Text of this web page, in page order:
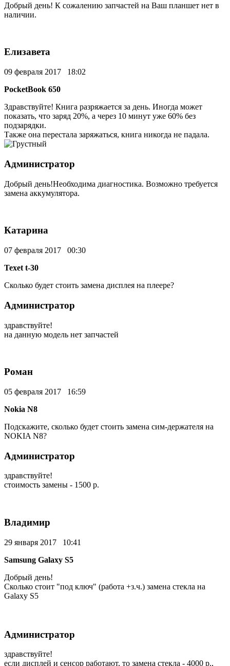
Добрый день! К сожалению запчастей на Ваш планшет нет в
наличии.
Елизавета
09 февраля 2017 18:02
PocketBook 650
Здравствуйте! Книга разряжается за день. Иногда может
показать, что заряд 20%, а через 10 минут уже 60% без
подзарядки.
Также она перестала заряжаться, книга никогда не падала.
Администратор
Добрый день!Необходима диагностика. Возможно требуется
замена аккумулятора.
Катарина
07 февраля 2017 00:30
Texet t-30
Сколько будет стоить замена дисплея на плеере?
Администратор
здравствуйте!
на данную модель нет запчастей
Роман
05 февраля 2017 16:59
Nokia N8
Подскажите, сколько будет стоить замена сим-держателя на
NOKIA N8?
Администратор
здравствуйте!
стоимость замены - 1500 р.
Владимир
29 января 2017 10:41
Samsung Galaxy S5
Добрый день!
Сколько стоит "под ключ" (работа +з.ч.) замена стекла на
Galaxy S5
Администратор
здравствуйте!
если дисплей и сенсор работают, то замена стекла - 4000 р.,